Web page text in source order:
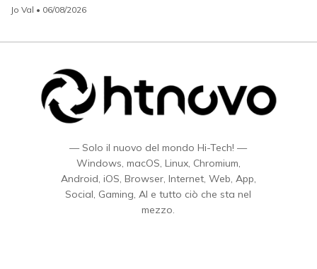
Jo Val • 06/08/2026
— Solo il nuovo del mondo Hi-Tech! —
Windows, macOS, Linux, Chromium,
Android, iOS, Browser, Internet, Web, App,
Social, Gaming, AI e tutto ciò che sta nel
mezzo.